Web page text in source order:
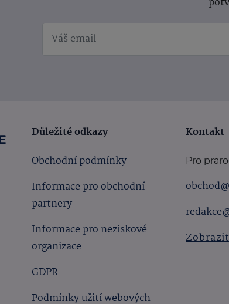
Důležité odkazy
Obchodní podmínky
Informace pro obchodní
partnery
Informace pro neziskové
organizace
GDPR
Podmínky užití webových
Kontakt
Pro